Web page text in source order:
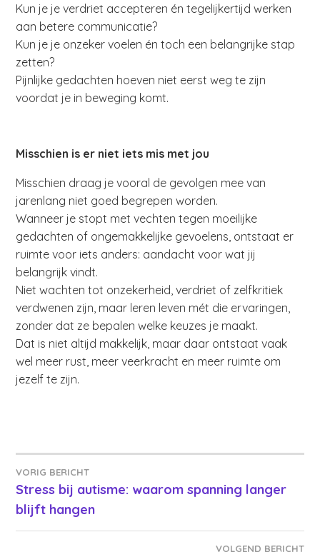
Kun je je verdriet accepteren én tegelijkertijd werken
aan betere communicatie?
Kun je je onzeker voelen én toch een belangrijke stap
zetten?
Pijnlijke gedachten hoeven niet eerst weg te zijn
voordat je in beweging komt.
Misschien is er niet iets mis met jou
Misschien draag je vooral de gevolgen mee van
jarenlang niet goed begrepen worden.
Wanneer je stopt met vechten tegen moeilijke
gedachten of ongemakkelijke gevoelens, ontstaat er
ruimte voor iets anders: aandacht voor wat jij
belangrijk vindt.
Niet wachten tot onzekerheid, verdriet of zelfkritiek
verdwenen zijn, maar leren leven mét die ervaringen,
zonder dat ze bepalen welke keuzes je maakt.
Dat is niet altijd makkelijk, maar daar ontstaat vaak
wel meer rust, meer veerkracht en meer ruimte om
jezelf te zijn.
Bericht
navigatie
VORIG BERICHT
Stress bij autisme: waarom spanning langer
blijft hangen
VOLGEND BERICHT